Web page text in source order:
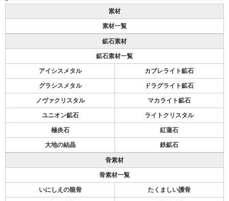
素材
素材一覧
鉱石素材
鉱石素材一覧
アイシスメタル カブレライト鉱石
グラシスメタル ドラグライト鉱石
ノヴァクリスタル マカライト鉱石
ユニオン鉱石 ライトクリスタル
極炎石 紅蓮石
大地の結晶 鉄鉱石
骨素材
骨素材一覧
いにしえの龍骨 たくましい護骨